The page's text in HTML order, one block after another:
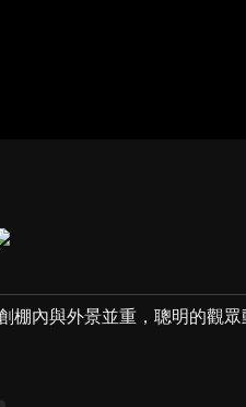
棚內與外景並重，聰明的觀